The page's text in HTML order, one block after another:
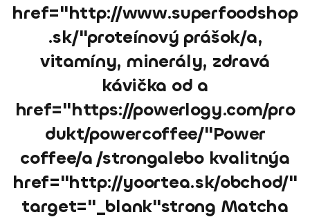
href="http://www.superfoodshop
.sk/"proteínový prášok/a,
vitamíny, minerály, zdravá
kávička od a
href="https://powerlogy.com/pro
dukt/powercoffee/"Power
coffee/a /strongalebo kvalitnýa
href="http://yoortea.sk/obchod/"
target="_blank"strong Matcha